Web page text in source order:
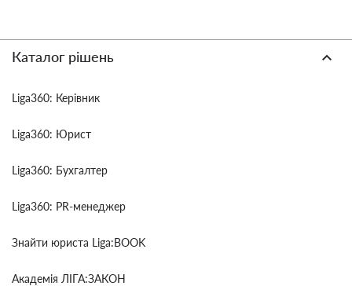
Каталог рішень
Liga360: Керівник
Liga360: Юрист
Liga360: Бухгалтер
Liga360: PR-менеджер
Знайти юриста Liga:BOOK
Академія ЛІГА:ЗАКОН